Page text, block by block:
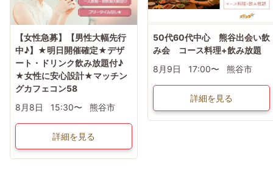
【女性急募】【男性大幅先行
中♪】★明日開催確定★デザ
ート・ドリンク飲み放題付♪
★女性に安心設計★マッチン
グカフェコン58
8月8日
15:30〜 熊谷市
詳細を見る
50代60代中心 熊谷出会い飲
み会 コース料理+飲み放題
8月9日
17:00〜 熊谷市
詳細を見る